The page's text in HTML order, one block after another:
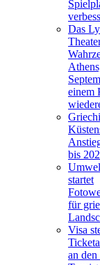
Das
einem
bis
startet
für
Visa
an